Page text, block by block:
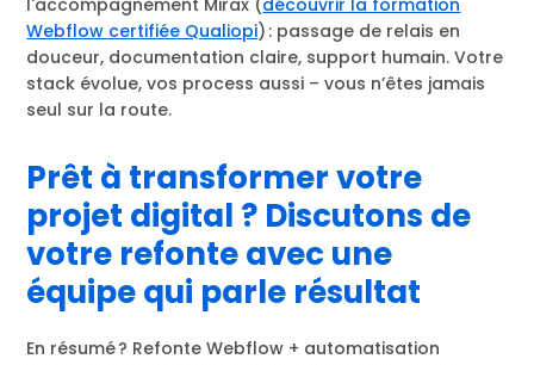
l'accompagnement Mirax (découvrir la formation
Webflow certifiée Qualiopi) : passage de relais en
douceur, documentation claire, support humain. Votre
stack évolue, vos process aussi – vous n’êtes jamais
seul sur la route.
Prêt à transformer votre
projet digital ? Discutons de
votre refonte avec une
équipe qui parle résultat
En résumé ? Refonte Webflow + automatisation